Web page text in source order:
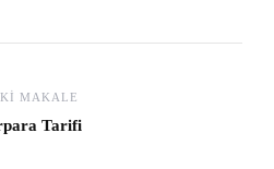
MAKALE
Tarifi